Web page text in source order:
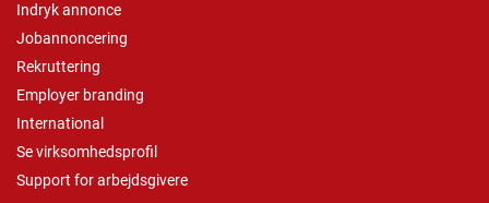
Indryk annonce
Jobannoncering
Rekruttering
Employer branding
International
Se virksomhedsprofil
Support for arbejdsgivere